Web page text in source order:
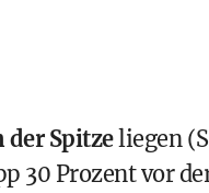
der Spitzeliegen
30 Prozent vor